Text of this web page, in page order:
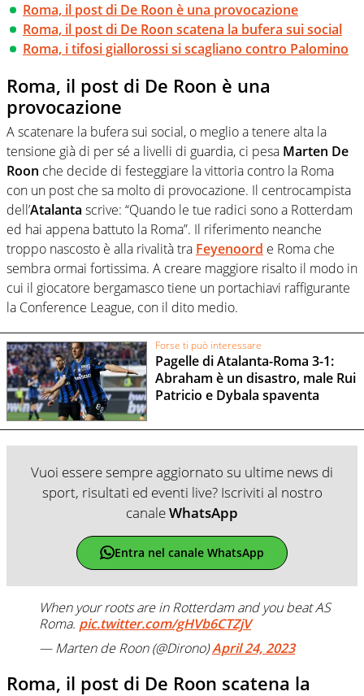
Roma, il post di De Roon è una provocazione
Roma, il post di De Roon scatena la bufera sui social
Roma, i tifosi giallorossi si scagliano contro Palomino
Roma, il post di De Roon è una
provocazione
A scatenare la bufera sui social, o meglio a tenere alta la
tensione già di per sé a livelli di guardia, ci pesa Marten De
Roon che decide di festeggiare la vittoria contro la Roma
con un post che sa molto di provocazione. Il centrocampista
dell’Atalanta scrive: “Quando le tue radici sono a Rotterdam
ed hai appena battuto la Roma”. Il riferimento neanche
troppo nascosto è alla rivalità tra Feyenoord e Roma che
sembra ormai fortissima. A creare maggiore risalto il modo in
cui il giocatore bergamasco tiene un portachiavi raffigurante
la Conference League, con il dito medio.
Forse ti può interessare
Pagelle di Atalanta-Roma 3-1:
Abraham è un disastro, male Rui
Patricio e Dybala spaventa
Vuoi essere sempre aggiornato su ultime news di
sport, risultati ed eventi live? Iscriviti al nostro
canaleWhatsApp
Entra nel canale WhatsApp
When your roots are in Rotterdam and you beat AS
Roma. pic.twitter.com/gHVb6CTZjV
— Marten de Roon (@Dirono)April 24, 2023
Roma, il post di De Roon scatena la